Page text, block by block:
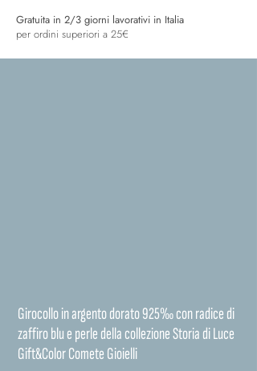
Gratuita in 2/3 giorni lavorativi in Italia
per ordini superiori a 25€
Girocollo in argento dorato 925‰ con radice di
zaffiro blu e perle della collezione Storia di Luce
Gift&Color Comete Gioielli